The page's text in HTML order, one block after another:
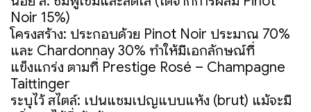
Noir 15%)
โครงสร้าง: ประกอบด้วย Pinot Noir ประมาณ 70%
และ Chardonnay 30% ทำให้มีเอกลักษณ์ที่
แข็งแกร่ง ตามที่ Prestige Rosé – Champagne
Taittinger
ระบุไว้ สไตล์: เป็นแชมเปญแบบแห้ง (brut) แม้จะมี